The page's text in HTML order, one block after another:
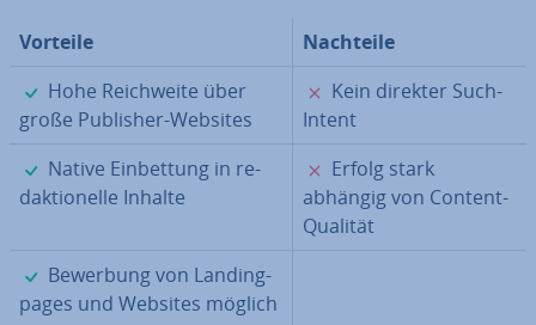
Vorteile
Nachteile
✓
Hohe Reich­wei­te über
große Publisher-Websites
✗
Kein direkter Such-
Intent
✓
Native Ein­bet­tung in re­
dak­tio­nel­le Inhalte
✗
Erfolg stark
abhängig von Content-
Qualität
✓
Bewerbung von Landing­
pa­ges und Websites möglich